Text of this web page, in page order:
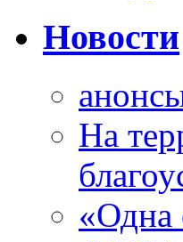
Новости
На
«Одна